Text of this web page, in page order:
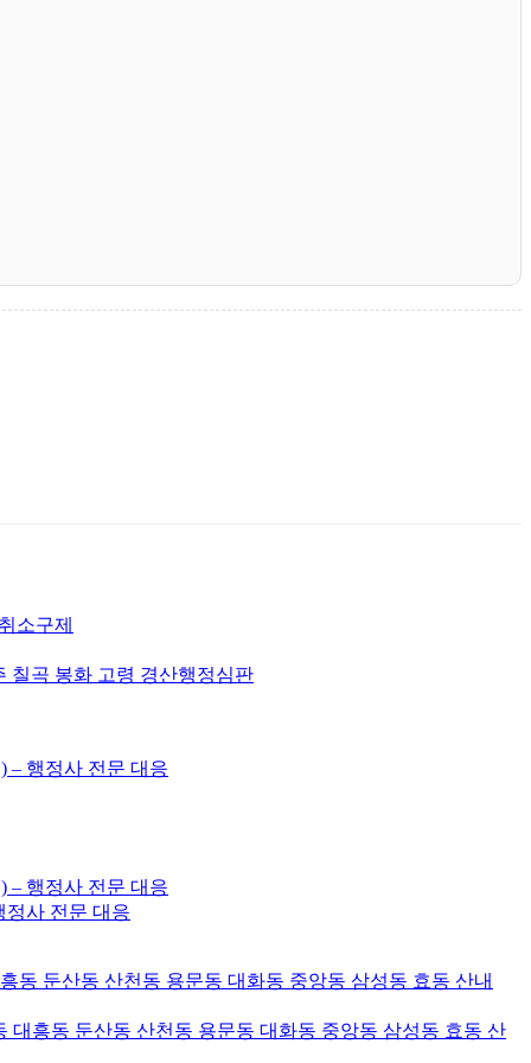
소구제
칠곡 봉화 고령 경산행정심판
– 행정사 전문 대응
– 행정사 전문 대응
정사 전문 대응
동 둔산동 산천동 용문동 대화동 중앙동 삼성동 효동 산내
흥동 둔산동 산천동 용문동 대화동 중앙동 삼성동 효동 산